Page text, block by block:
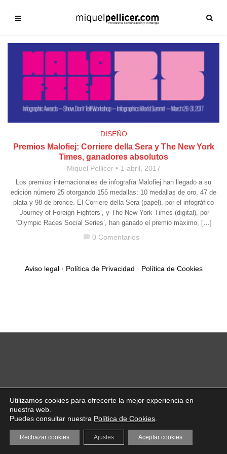
DISEÑO
Premios Malofiej: Corriere della Sera y The New York
Times, ganadores absolutos
Miquel Pellicer 1 abril, 2017
Los premios internacionales de infografía Malofiej han llegado a su
edición número 25 otorgando 155 medallas: 10 medallas de oro, 47 de
plata y 98 de bronce. El Corriere della Sera (papel), por el infográfico
‘Journey of Foreign Fighters’, y The New York Times (digital), por
‘Olympic Races Social Series’, han ganado el premio maximo, […]
chat_bubble 0 Comentarios
Aviso legal· Política de Privacidad · Política de Cookies
Utilizamos cookies para ofrecerte la mejor experiencia en
nuestra web.
Puedes consultar nuestra Política de Cookies
Aceptar cookies
Rechazar cookies Ajustes